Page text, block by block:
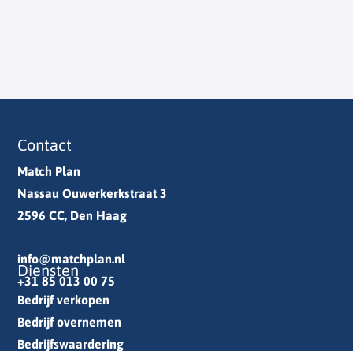
Contact
Match Plan
Nassau Ouwerkerkstraat 3
2596 CC, Den Haag
info@matchplan.nl
+31 85 013 00 75
Diensten
Bedrijf verkopen
Bedrijf overnemen
Bedrijfswaardering